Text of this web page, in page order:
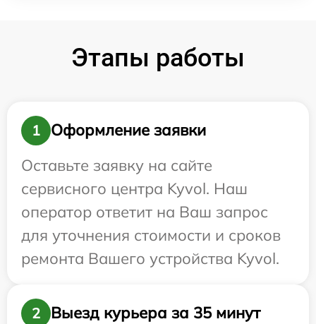
Этапы работы
1
Оформление заявки
Оставьте заявку на сайте
сервисного центра Kyvol. Наш
оператор ответит на Ваш запрос
для уточнения стоимости и сроков
ремонта Вашего устройства Kyvol.
2
Выезд курьера за 35 минут